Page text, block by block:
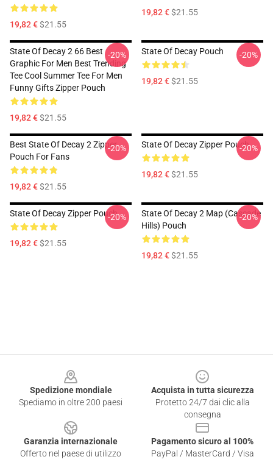
19,82 €$21.55
19,82 €$21.55
State Of Decay 2 66 Best
Graphic For Men Best Trending
Tee Cool Summer Tee For Men
Funny Gifts Zipper Pouch
19,82 €$21.55
-20% State Of Decay Pouch
19,82 €$21.55
-20%
Best State Of Decay 2 Zipper
Pouch For Fans
19,82 €$21.55
-20% State Of Decay Zipper Pouch
19,82 €$21.55
-20%
State Of Decay Zipper Pouch
19,82 €$21.55
-20%
State Of Decay 2 Map (Cascade
Hills) Pouch
19,82 €$21.55
-20%
Spedizione mondiale
Spediamo in oltre 200 paesi
Acquista in tutta sicurezza
Protetto 24/7 dai clic alla
consegna
Garanzia internazionale
Offerto nel paese di utilizzo
Pagamento sicuro al 100%
PayPal / MasterCard / Visa